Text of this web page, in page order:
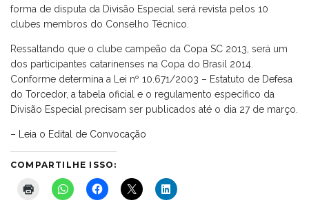
forma de disputa da Divisão Especial será revista pelos 10
clubes membros do Conselho Técnico.
Ressaltando que o clube campeão da Copa SC 2013, será um
dos participantes catarinenses na Copa do Brasil 2014.
Conforme determina a Lei nº 10.671/2003 – Estatuto de Defesa
do Torcedor, a tabela oficial e o regulamento específico da
Divisão Especial precisam ser publicados até o dia 27 de março.
– Leia o Edital de Convocação
COMPARTILHE ISSO: